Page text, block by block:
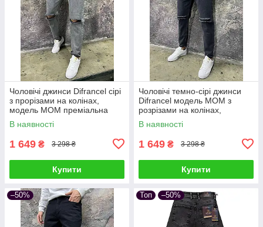
Чоловічі джинси Difrancel сірі
з прорізами на колінах,
модель МОМ преміальна
турецька якість
В наявності
1 649 ₴ 3 298 ₴
Купити
Чоловічі темно-сірі джинси
Difrancel модель МОМ з
розрізами на колінах,
преміальна якість
В наявності
1 649 ₴ 3 298 ₴
Купити
–50% Топ –50%